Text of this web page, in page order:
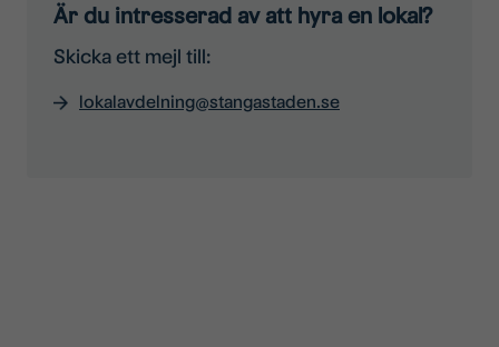
Är du intresserad av att hyra en lokal?
Skicka ett mejl till:
lokalavdelning@stangastaden.se